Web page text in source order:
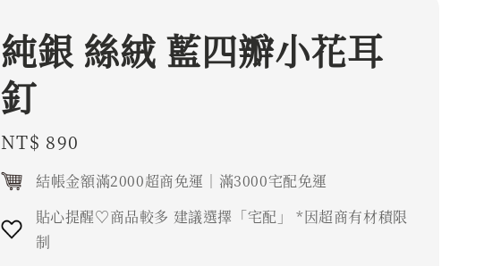
純銀 絲絨 藍四瓣小花耳
釘
Regular
price
NT$ 890
結帳金額滿2000超商免運｜滿3000宅配免運
貼心提醒♡商品較多 建議選擇「宅配」 *因超商有材積限
制